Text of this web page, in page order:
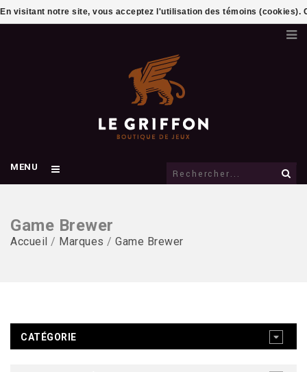
MENU
Game Brewer
Accueil / Marques / Game Brewer
CATÉGORIE
En visitant notre site, vous acceptez l'utilisation des témoins